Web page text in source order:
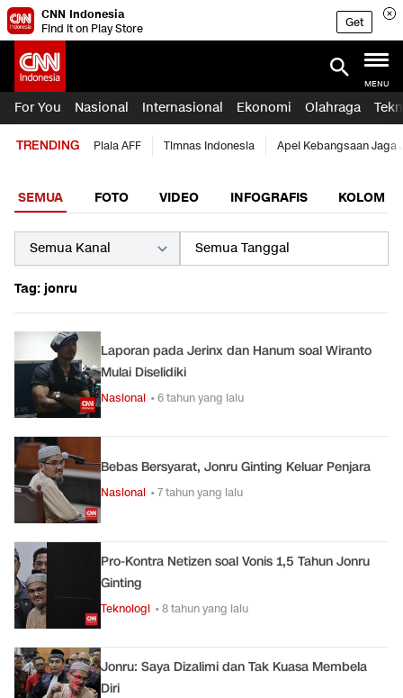
CNN Indonesia
Find it on Play Store
Get
MENU
For You Nasional Internasional Ekonomi Olahraga
TRENDING Piala AFF Timnas Indonesia Apel Kebangsaan Jaga
SEMUA FOTO VIDEO INFOGRAFIS KOLOM
Tag: jonru
Laporan pada Jerinx dan Hanum soal Wiranto
Mulai Diselidiki
Nasional • 6 tahun yang lalu
Bebas Bersyarat, Jonru Ginting Keluar Penjara
Nasional • 7 tahun yang lalu
Pro-Kontra Netizen soal Vonis 1,5 Tahun Jonru
Ginting
Teknologi • 8 tahun yang lalu
Jonru: Saya Dizalimi dan Tak Kuasa Membela
Diri